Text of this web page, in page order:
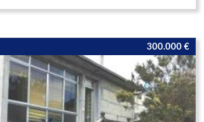
300.000 €